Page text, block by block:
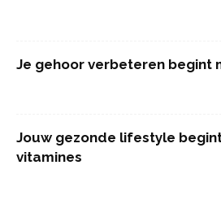
Je gehoor verbeteren begint
Jouw gezonde lifestyle
vitamines